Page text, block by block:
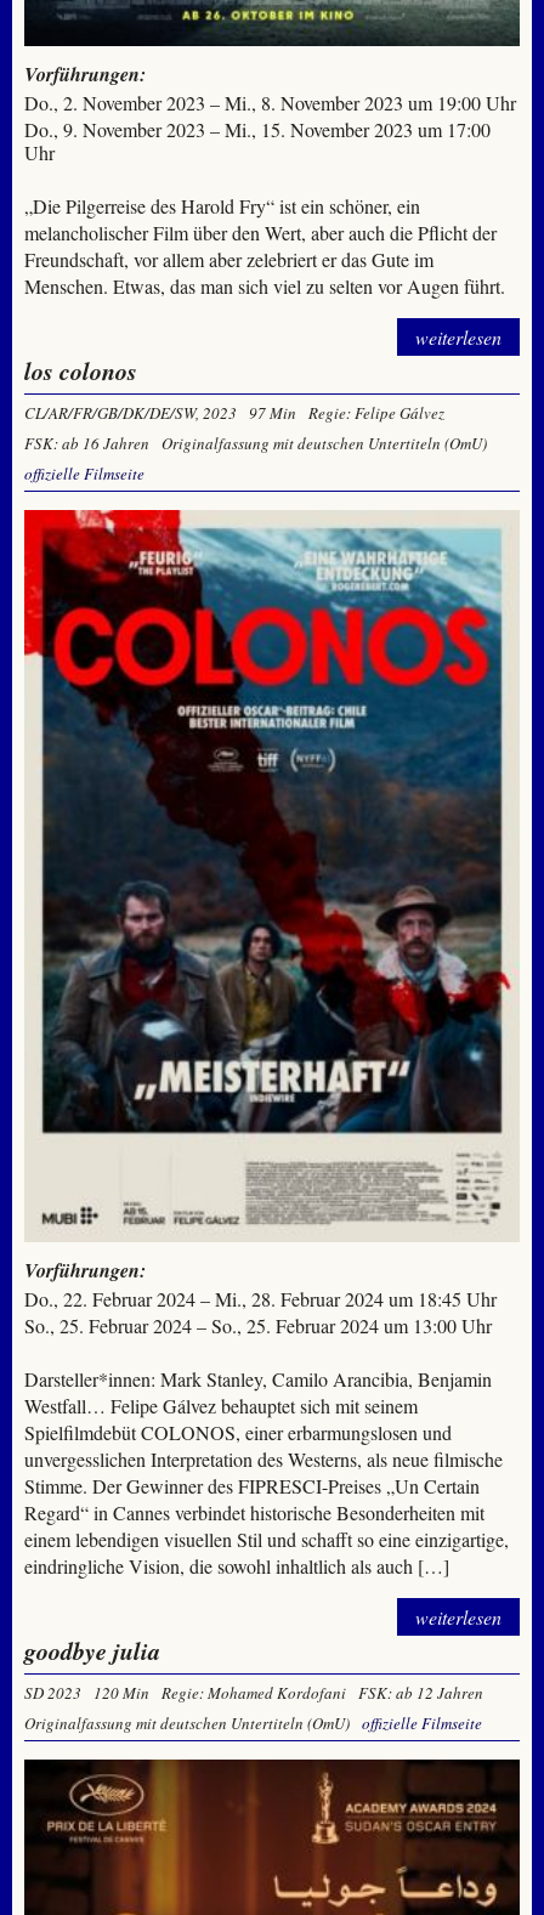
Vorführungen:
Do., 2. November 2023 – Mi., 8. November 2023 um 19:00 Uhr
Do., 9. November 2023 – Mi., 15. November 2023 um 17:00
Uhr
„Die Pilgerreise des Harold Fry“ ist ein schöner, ein
melancholischer Film über den Wert, aber auch die Pflicht der
Freundschaft, vor allem aber zelebriert er das Gute im
Menschen. Etwas, das man sich viel zu selten vor Augen führt.
weiterlesen
los colonos
CL/AR/FR/GB/DK/DE/SW, 2023 97 Min
Regie: Felipe Gálvez
FSK: ab 16 Jahren
Originalfassung mit deutschen Untertiteln (OmU)
offizielle Filmseite
Vorführungen:
Do., 22. Februar 2024 – Mi., 28. Februar 2024 um 18:45 Uhr
So., 25. Februar 2024 – So., 25. Februar 2024 um 13:00 Uhr
Darsteller*innen: Mark Stanley, Camilo Arancibia, Benjamin
Westfall… Felipe Gálvez behauptet sich mit seinem
Spielfilmdebüt COLONOS, einer erbarmungslosen und
unvergesslichen Interpretation des Westerns, als neue filmische
Stimme. Der Gewinner des FIPRESCI-Preises „Un Certain
Regard“ in Cannes verbindet historische Besonderheiten mit
einem lebendigen visuellen Stil und schafft so eine einzigartige,
eindringliche Vision, die sowohl inhaltlich als auch […]
weiterlesen
goodbye julia
SD 2023 120 Min Regie: Mohamed Kordofani FSK: ab 12 Jahren
Originalfassung mit deutschen Untertiteln (OmU) offizielle Filmseite